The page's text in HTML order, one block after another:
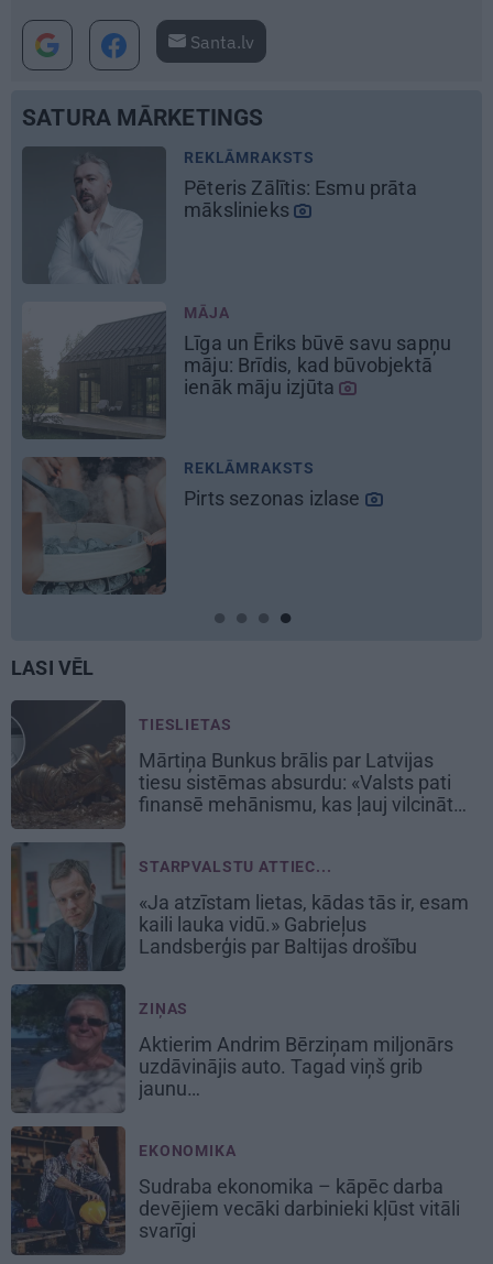
Santa.lv
SATURA MĀRKETINGS
REKLĀMRAKSTS
Pieaugušo dzimšanas diena
Rīgā, idejas atmiņā paliekošām
REKLĀMRAKSTS
Kāpēc tieši tagad ir labākais
laiks doties uz Pakrojas muižas
Ziedu festivālu?
REKLĀMRAKSTS
Matu otrais cēliens
LASI VĒL
TIESLIETAS
Mārtiņa Bunkus brālis par Latvijas
tiesu sistēmas absurdu: «Valsts pati
finansē mehānismu, kas ļauj vilcināt
STARPVALSTU ATTIEC...
«Ja atzīstam lietas, kādas tās ir, esam
kaili lauka vidū.» Gabrieļus
Landsberģis par Baltijas drošību
ZIŅAS
Aktierim Andrim Bērziņam miljonārs
uzdāvinājis auto. Tagad viņš grib
jaunu…
EKONOMIKA
Sudraba ekonomika – kāpēc darba
devējiem vecāki darbinieki kļūst vitāli
svarīgi